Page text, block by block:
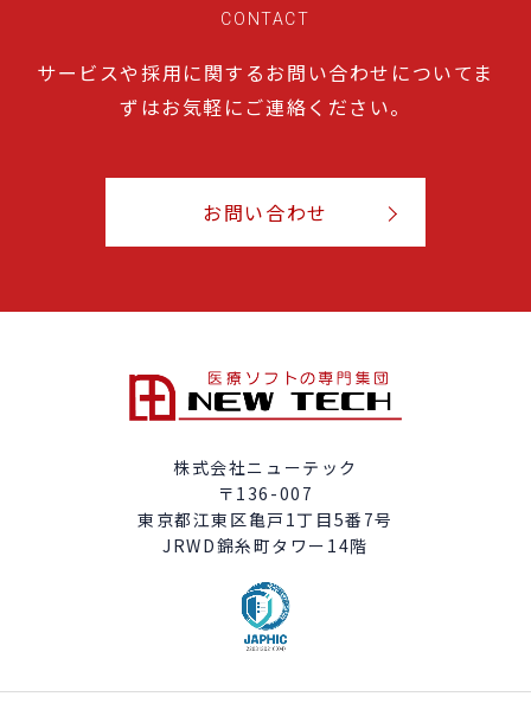
CONTACT
サービスや採用に関するお問い合わせについてま
ずはお気軽にご連絡ください。
お問い合わせ
株式会社ニューテック
〒136-007
東京都江東区亀戸1丁目5番7号
JRWD錦糸町タワー14階